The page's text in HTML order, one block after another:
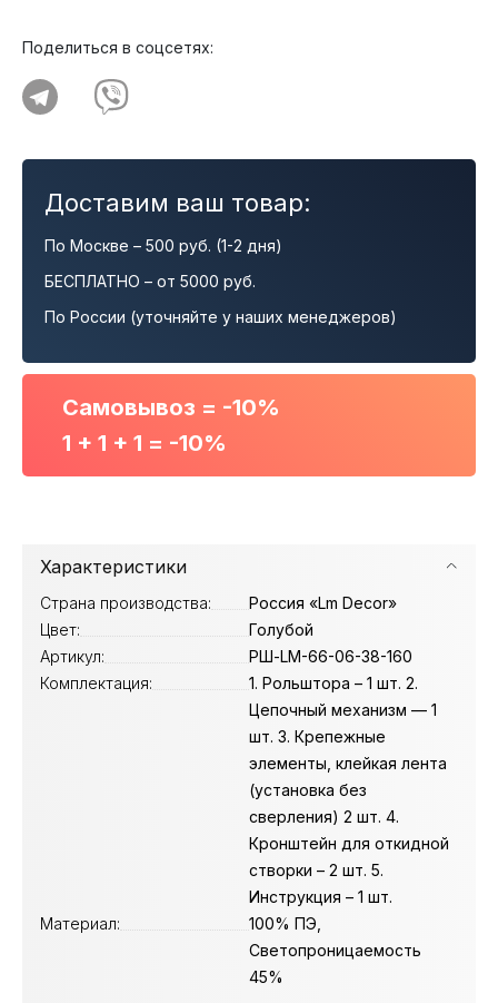
Поделиться в соцсетях:
Доставим ваш товар:
По Москве – 500 руб. (1-2 дня)
БЕСПЛАТНО – от 5000 руб.
По России (уточняйте у наших менеджеров)
Самовывоз = -10%
1 + 1 + 1 = -10%
Характеристики
Страна производства:
Россия «Lm Decor»
Цвет:
Голубой
Артикул:
РШ-LM-66-06-38-160
Комплектация:
1. Рольштора – 1 шт. 2.
Цепочный механизм — 1
шт. 3. Крепежные
элементы, клейкая лента
(установка без
сверления) 2 шт. 4.
Кронштейн для откидной
створки – 2 шт. 5.
Инструкция – 1 шт.
Материал:
100% ПЭ,
Светопроницаемость
45%